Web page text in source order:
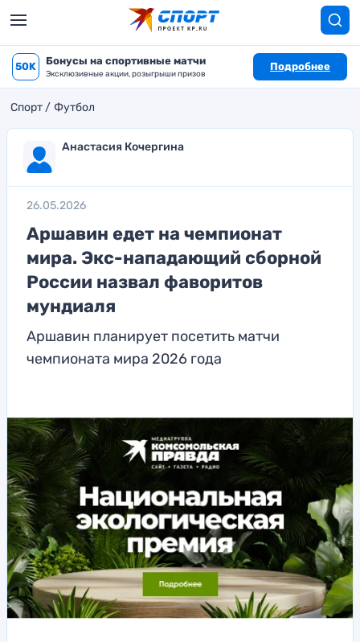
50K Бонусы на спортивные матчи
Эксклюзивные акции, розыгрыши призов
Подробнее
Спорт Футбол
Анастасия Кочергина
26.05.2026
Аршавин едет на чемпионат
мира. Экс-нападающий сборной
России назвал фаворитов
мундиаля
Аршавин планирует посетить матчи
чемпионата мира 2026 года